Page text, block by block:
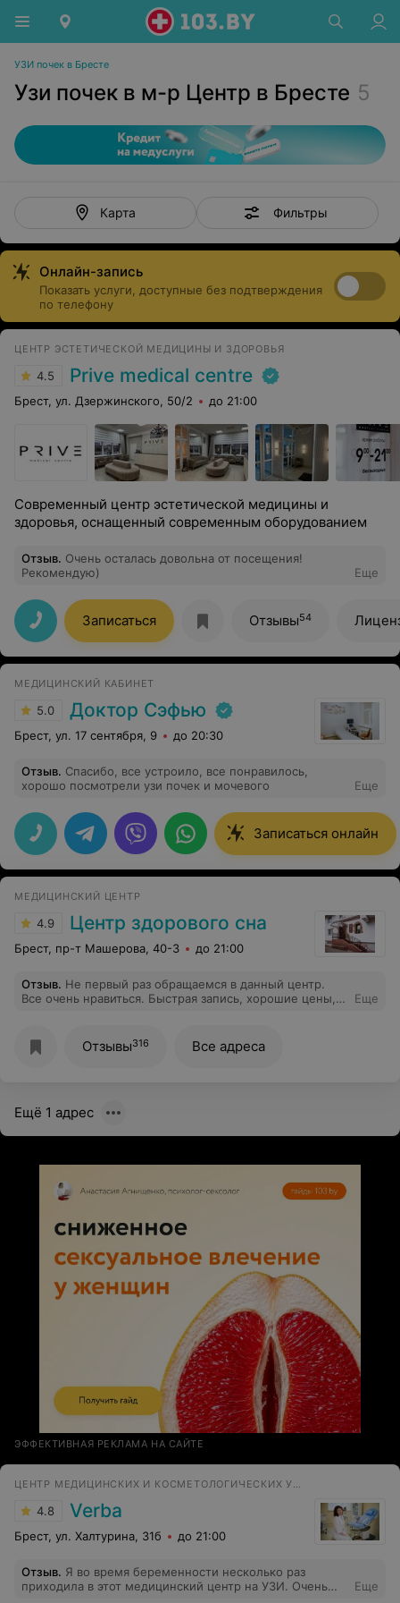
УЗИ почек в Бресте
Узи почек в м-р Центр в Бресте 5
Карта Фильтры
Онлайн-запись
Показать услуги, доступные без подтверждения
по телефону
ЦЕНТР ЭСТЕТИЧЕСКОЙ МЕДИЦИНЫ И ЗДОРОВЬЯ
4.5 Prive medical centre
Брест, ул. Дзержинского, 50/2 до 21:00
Современный центр эстетической медицины и
здоровья, оснащенный современным оборудованием
Отзыв. Очень осталась довольна от посещения!
Рекомендую)
Еще
Записаться Отзывы54
МЕДИЦИНСКИЙ КАБИНЕТ
5.0 Доктор Сэфью
Брест, ул. 17 сентября, 9 до 20:30
Отзыв. Спасибо, все устроило, все понравилось,
хорошо посмотрели узи почек и мочевого
Еще
Записаться онлайн
МЕДИЦИНСКИЙ ЦЕНТР
4.9 Центр здорового сна
Брест, пр-т Машерова, 40-3 до 21:00
Отзыв. Не первый раз обращаемся в данный центр.
Все очень нравиться. Быстрая запись, хорошие цены,
Еще
Отзывы316 Все адреса
Ещё 1 адрес
ЭФФЕКТИВНАЯ РЕКЛАМА НА САЙТЕ
ЦЕНТР МЕДИЦИНСКИХ И КОСМЕТОЛОГИЧЕСКИХ УСЛУГ
4.8 Verba
Брест, ул. Халтурина, 31б до 21:00
Отзыв. Я во время беременности несколько раз
приходила в этот медицинский центр на УЗИ. Очень
Еще